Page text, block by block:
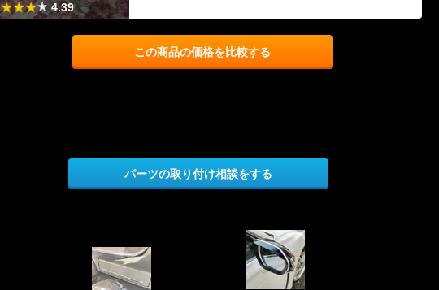
4.39
この商品の価格を比較する
パーツの取り付け相談をする